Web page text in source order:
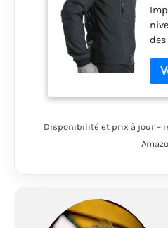
Disponibilité et prix à jour –